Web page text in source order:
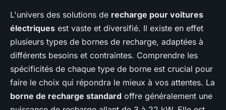
L'univers des solutions de recharge pour voitures
électriques est vaste et diversifié. Il existe en effet
plusieurs types de bornes de recharge, adaptées à
différents besoins et contraintes. Comprendre les
spécificités de chaque type de borne est crucial pour
faire le choix qui répondra le mieux à vos attentes. La
borne de recharge standard offre généralement une